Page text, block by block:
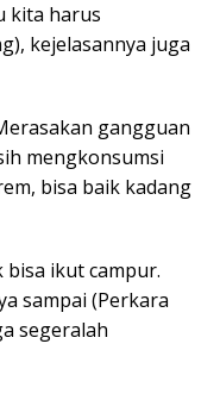
kita harus
kejelasannya juga
gangguan
mengkonsumsi
bisa baik kadang
bisa ikut campur.
sampai (Perkara
segeralah